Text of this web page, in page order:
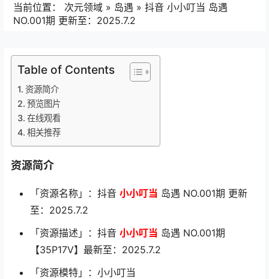
当前位置： 次元领域 » 岛遇 » 抖音 小小叮当 岛遇
NO.001期 更新至：2025.7.2
Table of Contents
资源简介
预览图片
在线观看
相关推荐
资源简介
「资源名称」：抖音 小小叮当 岛遇 NO.001期 更新
至：2025.7.2
「资源描述」：抖音 小小叮当 岛遇 NO.001期
【35P17V】最新至：2025.7.2
「资源模特」：小小叮当